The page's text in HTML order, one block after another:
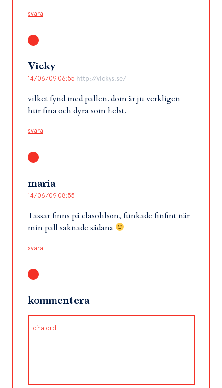
svara
Vicky
14/06/09 06:55 http://vickys.se/
vilket fynd med pallen. dom är ju verkligen
hur fina och dyra som helst.
svara
maria
14/06/09 08:55
Tassar finns på clasohlson, funkade finfint när
min pall saknade sådana
svara
kommentera